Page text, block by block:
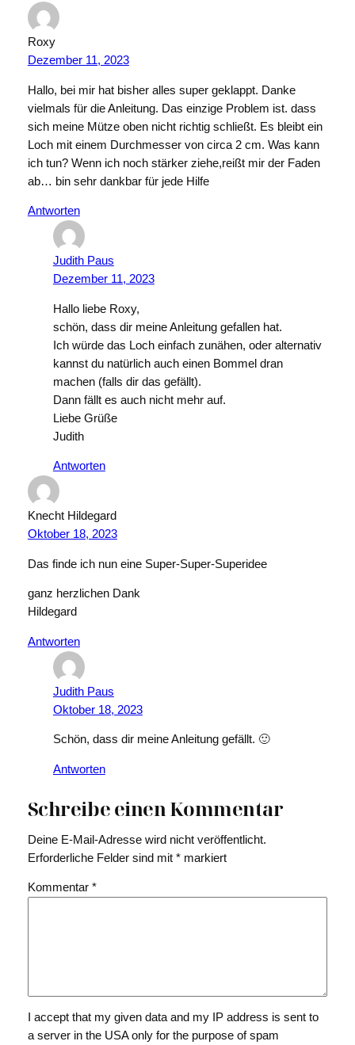
Roxy
Dezember 11, 2023
Hallo, bei mir hat bisher alles super geklappt. Danke
vielmals für die Anleitung. Das einzige Problem ist. dass
sich meine Mütze oben nicht richtig schließt. Es bleibt ein
Loch mit einem Durchmesser von circa 2 cm. Was kann
ich tun? Wenn ich noch stärker ziehe,reißt mir der Faden
ab… bin sehr dankbar für jede Hilfe
Antworten
Judith Paus
Dezember 11, 2023
Hallo liebe Roxy,
schön, dass dir meine Anleitung gefallen hat.
Ich würde das Loch einfach zunähen, oder alternativ
kannst du natürlich auch einen Bommel dran
machen (falls dir das gefällt).
Dann fällt es auch nicht mehr auf.
Liebe Grüße
Judith
Antworten
Knecht Hildegard
Oktober 18, 2023
Das finde ich nun eine Super-Super-Superidee
ganz herzlichen Dank
Hildegard
Antworten
Judith Paus
Oktober 18, 2023
Schön, dass dir meine Anleitung gefällt. 🙂
Antworten
Schreibe einen Kommentar
Deine E-Mail-Adresse wird nicht veröffentlicht.
Erforderliche Felder sind mit *markiert
Kommentar *
I accept that my given data and my IP address is sent to
a server in the USA only for the purpose of spam